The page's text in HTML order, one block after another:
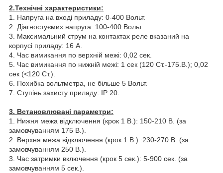
2.Технічні характеристики:
1. Напруга на вході приладу: 0-400 Вольт.
2. Діагностуємих напруга: 100-400 Вольт.
3. Максимальний струм на контактах реле вказаний на
корпусі приладу: 16 А.
4. Час вимикання по верхній межі: 0,02 сек.
5. Час вимикання по нижній межі: 1 сек (120 Ст.-175.В.); 0,02
сек (<120 Ст.).
6. Похибка вольтметра, не більше 5 Вольт.
7. Ступінь захисту приладу: IP 20.
3. Встановлювані параметри:
1. Нижня межа відключення (крок 1 В.): 150-210 В. (за
замовчуванням 175 В.).
2. Верхня межа відключення (крок 1 B.) :230-270 В. (за
замовчуванням 250 В.).
3. Час затримки включення (крок 5 сек.): 5-900 сек. (за
замовчуванням 5 сек.).